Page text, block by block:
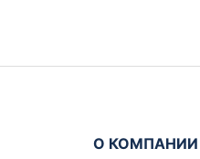
О КОМПАНИИ